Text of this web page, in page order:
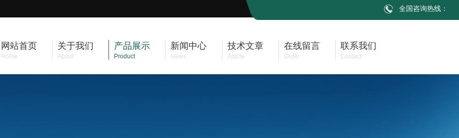
全国咨询热线：
网站首页
Home
关于我们
About
产品展示
Product
新闻中心
News
技术文章
Article
在线留言
Order
联系我们
Contact